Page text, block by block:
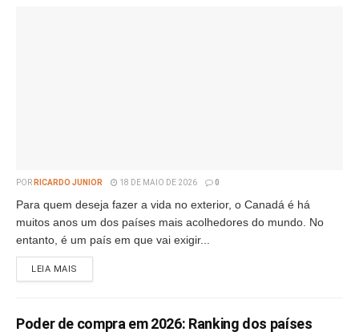
POR RICARDO JUNIOR 18 DE MAIO DE 2026 0
Para quem deseja fazer a vida no exterior, o Canadá é há
muitos anos um dos países mais acolhedores do mundo. No
entanto, é um país em que vai exigir...
LEIA MAIS
Poder de compra em 2026: Ranking dos países